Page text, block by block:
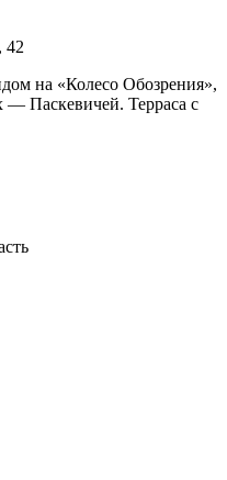
42
на «Колесо Обозрения»,
Паскевичей. Терраса с